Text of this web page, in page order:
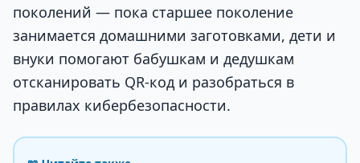
поколений — пока старшее поколение
занимается домашними заготовками, дети и
внуки помогают бабушкам и дедушкам
отсканировать QR-код и разобраться в
правилах кибербезопасности.